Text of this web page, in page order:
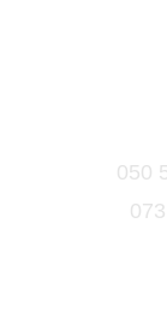
050